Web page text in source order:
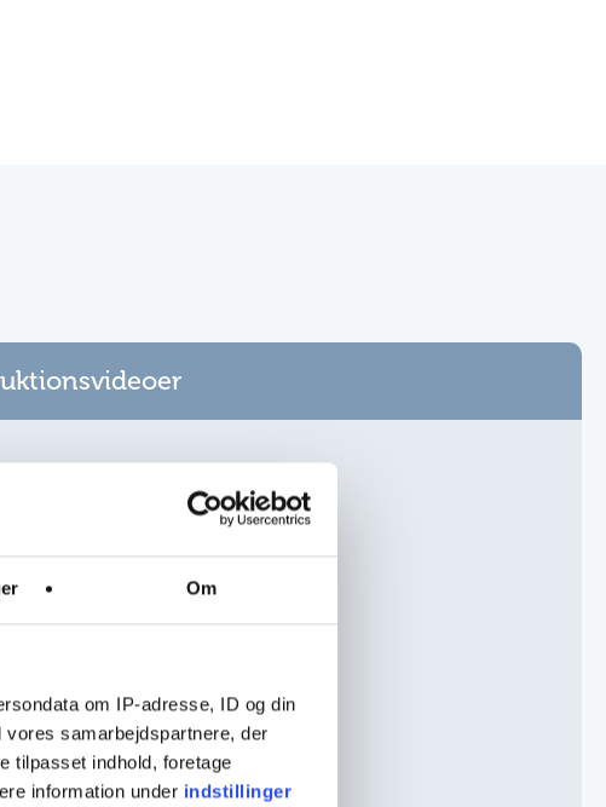
Om
om IP-adresse, ID og din
samarbejdspartnere, der
tilpasset indhold, foretage
information under indstillinger